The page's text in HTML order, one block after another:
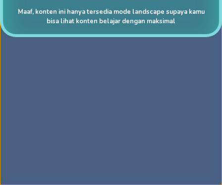
Maaf, konten ini hanya tersedia mode landscape supaya kamu
bisa lihat konten belajar dengan maksimal